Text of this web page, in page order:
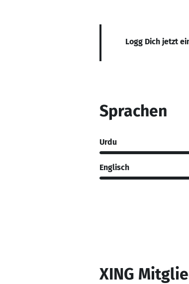
Logg Dich jetzt
Sprachen
Urdu
Englisch
XING